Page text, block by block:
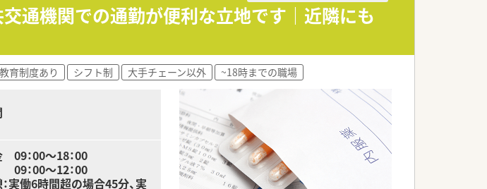
な事業展開による抜群の経営安定性が非常に大きな強みです。
模で急速に拡大を続けている成長著しい大手チェーンです。
、実績を残せばインセンティブが支給される風土があります。
通機関での通勤が便利な立地です｜近隣にも
教育制度あり シフト制 大手チェーン以外 ~18時までの職場
09：00～18：00
00～12：00
実働6時間超の場合45分、実